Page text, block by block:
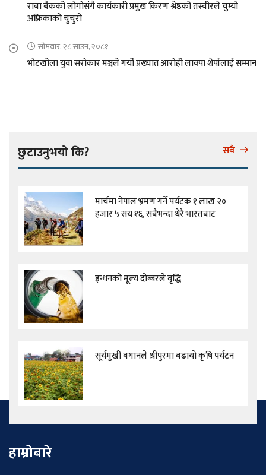
राबा बैकको लोगोसंगै कार्यकारी प्रमुख किरण श्रेष्ठको तस्वीरले चुम्यो
अफ्रिकाको चुचुरो
सोमवार, २८ साउन, २०८१
भोटखोला युवा सरोकार मञ्चले गर्यो प्रख्यात आरोही लाक्पा शेर्पालाई सम्मान
छुटाउनुभयो कि? सबै
मार्चमा नेपाल भ्रमण गर्ने पर्यटक १ लाख २०
हजार ५ सय १६, सबैभन्दा धेरै भारतबाट
इन्धनको मूल्य दोब्बरले वृद्धि
सूर्यमुखी बगानले श्रीपुरमा बढायो कृषि पर्यटन
हाम्रोबारे